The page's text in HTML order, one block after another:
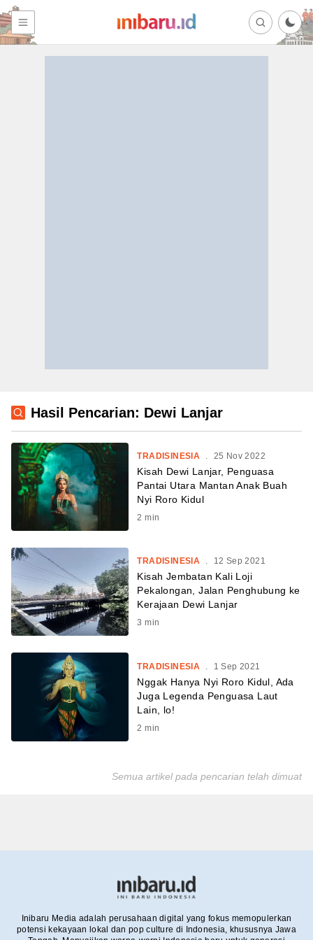
Hasil Pencarian: Dewi Lanjar
TRADISINESIA . 25 Nov 2022
Kisah Dewi Lanjar, Penguasa
Pantai Utara Mantan Anak Buah
Nyi Roro Kidul
2 min
TRADISINESIA . 12 Sep 2021
Kisah Jembatan Kali Loji
Pekalongan, Jalan Penghubung ke
Kerajaan Dewi Lanjar
3 min
TRADISINESIA 1 Sep 2021
Nggak Hanya Nyi Roro Kidul, Ada
Juga Legenda Penguasa Laut
Lain, lo!
2 min
Semua artikel pada pencarian telah dimuat
Inibaru Media adalah perusahaan digital yang fokus memopulerkan
potensi kekayaan lokal dan pop culture di Indonesia, khususnya Jawa